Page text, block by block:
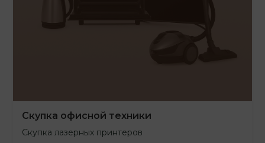
Скупка офисной техники
Скупка лазерных принтеров